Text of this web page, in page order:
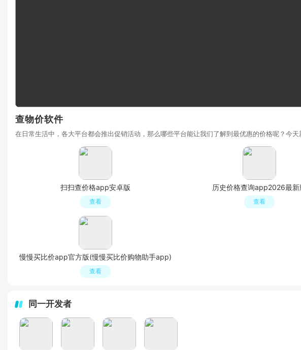
查物价软件
在日常生活中，各大平台都会推出促销活动，那么哪些平台能让我们了解到最优惠的价格呢？今
扫扫查价格app安卓版
查看
历史价格查询app2026最新
查看
慢慢买比价app官方版(慢慢买比价购物助手app)
查看
同一开发者